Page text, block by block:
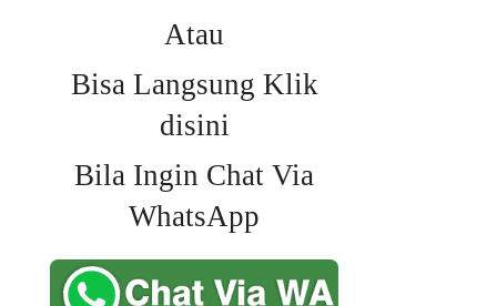
Atau
Bisa Langsung Klik
disini
Bila Ingin Chat Via
WhatsApp